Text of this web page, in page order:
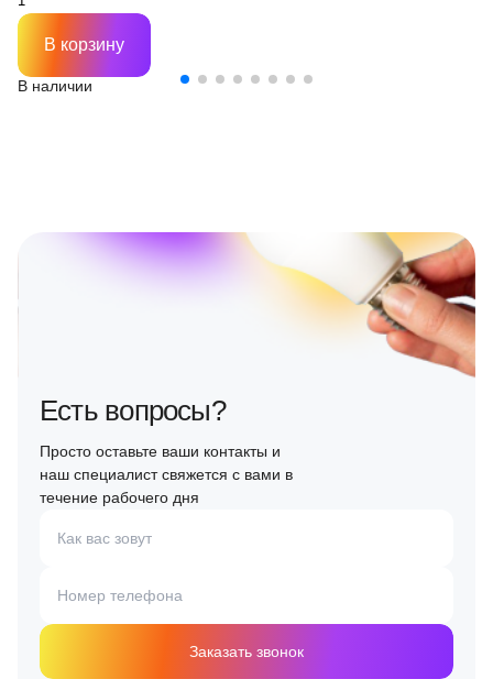
В наличии
В корзину
Есть вопросы?
Просто оставьте ваши контакты и
наш специалист свяжется с вами в
течение рабочего дня
Как вас зовут
Номер телефона
Заказать звонок